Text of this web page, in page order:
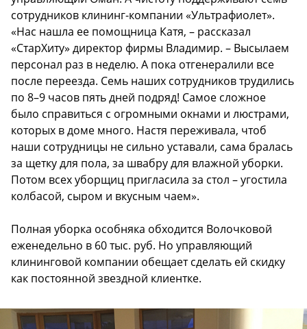
сотрудников клининг-компании «Ультрафиолет».
«Нас нашла ее помощница Катя, – рассказал
«СтарХиту» директор фирмы Владимир. – Высылаем
персонал раз в неделю. А пока отгенералили все
после переезда. Семь наших сотрудников трудились
по 8–9 часов пять дней подряд! Самое сложное
было справиться с огромными окнами и люстрами,
которых в доме много. Настя переживала, чтоб
наши сотрудницы не сильно уставали, сама бралась
за щетку для пола, за швабру для влажной уборки.
Потом всех уборщиц пригласила за стол – угостила
колбасой, сыром и вкусным чаем».
Полная уборка особняка обходится Волочковой
еженедельно в 60 тыс. руб. Но управляющий
клининговой компании обещает сделать ей скидку
как постоянной звездной клиентке.